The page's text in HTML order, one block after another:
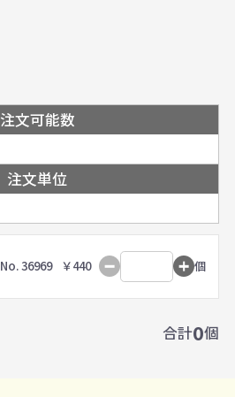
注文可能数
注文単位
No. 36969 ￥440 個
合計0個